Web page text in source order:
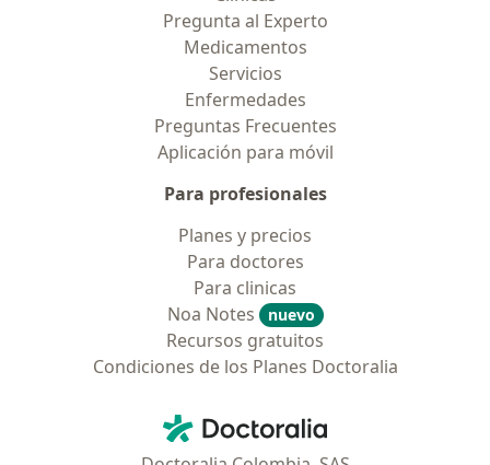
Pregunta al Experto
Medicamentos
Servicios
Enfermedades
Preguntas Frecuentes
Aplicación para móvil
Para profesionales
Planes y precios
Para doctores
Para clinicas
Noa Notes
nuevo
Recursos gratuitos
Condiciones de los Planes Doctoralia
Doctoralia - Página de inicio